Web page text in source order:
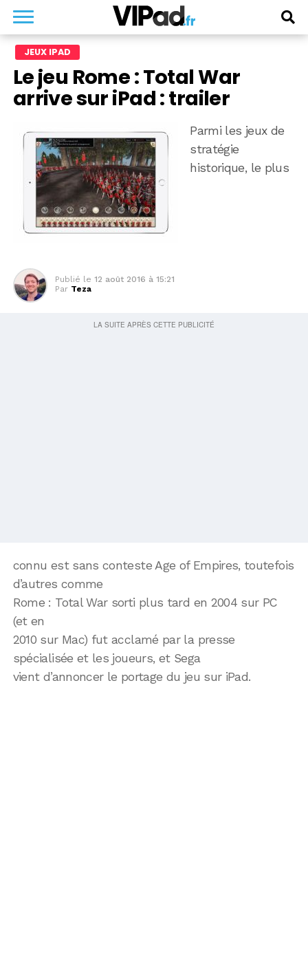
JEUX IPAD
Le jeu Rome : Total War
arrive sur iPad : trailer
Parmi les jeux de
stratégie
historique, le plus
Publié le 12 août 2016 à 15:21
Par Teza
connu est sans conteste Age of Empires, toutefois
d’autres comme
Rome : Total War sorti plus tard en 2004 sur PC
(et en
2010 sur Mac) fut acclamé par la presse
spécialisée et les joueurs, et Sega
vient d’annoncer le portage du jeu sur iPad.